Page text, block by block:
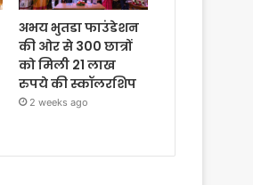
अभय भुतडा फाउंडेशन
की ओर से 300 छात्रों
को मिली 21 लाख
रुपये की स्कॉलरशिप
2 weeks ago